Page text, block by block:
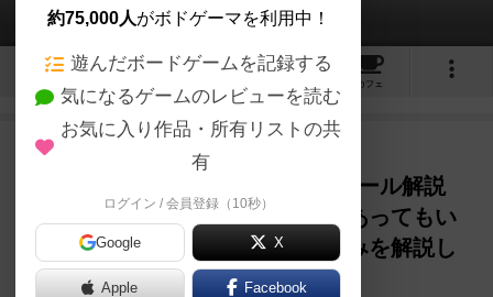
5 1 3
カフェ
ルール説明 約1ヶ月前
No.279 Bear Raid ベアレイド【ルール解説
編】☆空売りから始まる株取引があってもい
いじゃない！最新株ゲームの仕組みを解説し
ます！☆
約75,000人がボドゲーマを利用中！
遊んだボードゲームを記録する
気になるゲームのレビューを読む
お気に入り作品・所有リストの共
有
ログイン / 会員登録（10秒）
Google X
Apple Facebook